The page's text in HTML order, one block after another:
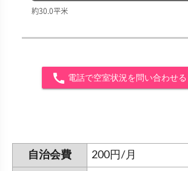
約30.0平米
call 電話で空室状況を問い合わせる
自治会費 200円/月